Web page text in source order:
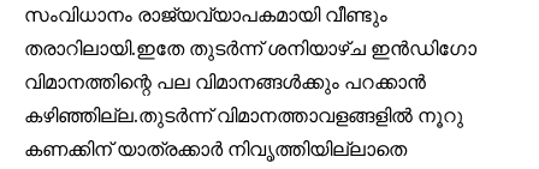
സംവിധാനം രാജ്യവ്യാപകമായി വീണ്ടും
തരാറിലായി.ഇതേ തുടർന്ന് ശനിയാഴ്ച ഇൻഡിഗോ
വിമാനത്തിന്റെ പല വിമാനങ്ങൾക്കും പറക്കാൻ
കഴിഞ്ഞില്ല.തുടർന്ന് വിമാനത്താവളങ്ങളിൽ നൂറു
കണക്കിന് യാത്രക്കാർ നിവൃത്തിയില്ലാതെ